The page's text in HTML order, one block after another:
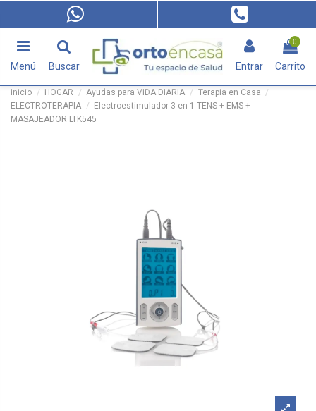
Menú Buscar Entrar
0
Carrito
Inicio HOGAR Ayudas para VIDA DIARIA
Terapia en Casa
ELECTROTERAPIA
Electroestimulador 3 en 1 TENS + EMS +
MASAJEADOR LTK545